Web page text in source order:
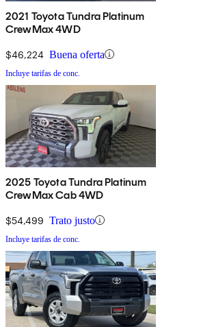
2021 Toyota Tundra Platinum
CrewMax 4WD
$46,224 Buena oferta
Incluye tarifas de conc.
2025 Toyota Tundra Platinum
CrewMax Cab 4WD
$54,499 Trato justo
Incluye tarifas de conc.